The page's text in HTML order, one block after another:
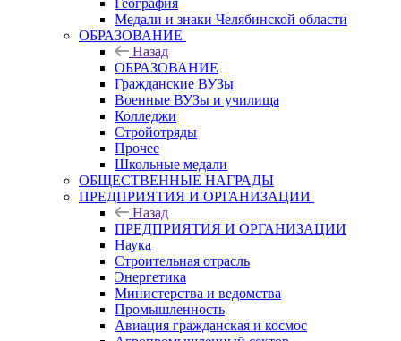
География
Медали и знаки Челябинской области
ОБРАЗОВАНИЕ
Назад
ОБРАЗОВАНИЕ
Гражданские ВУЗы
Военные ВУЗы и училища
Колледжи
Стройотряды
Прочее
Школьные медали
ОБЩЕСТВЕННЫЕ НАГРАДЫ
ПРЕДПРИЯТИЯ И ОРГАНИЗАЦИИ
Назад
ПРЕДПРИЯТИЯ И ОРГАНИЗАЦИИ
Наука
Строительная отрасль
Энергетика
Министерства и ведомства
Промышленность
Авиация гражданская и космос